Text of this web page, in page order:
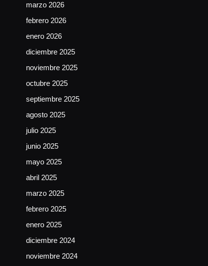
marzo 2026
febrero 2026
enero 2026
diciembre 2025
noviembre 2025
octubre 2025
septiembre 2025
agosto 2025
julio 2025
junio 2025
mayo 2025
abril 2025
marzo 2025
febrero 2025
enero 2025
diciembre 2024
noviembre 2024